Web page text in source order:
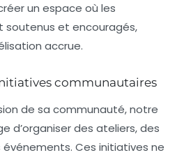
un espace où les
et encouragés,
accrue.
communautaires
de sa communauté, notre
d’organiser des ateliers, des
événements. Ces initiatives ne